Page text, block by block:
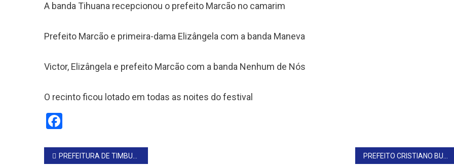
A banda Tihuana recepcionou o prefeito Marcão no camarim
Prefeito Marcão e primeira-dama Elizângela com a banda Maneva
Victor, Elizângela e prefeito Marcão com a banda Nenhum de Nós
O recinto ficou lotado em todas as noites do festival
Navegação
PREFEITURA DE TIMBURI REAJUSTA SALÁRIO DOS SERVIDORES